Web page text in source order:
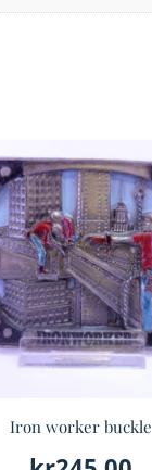
Iron worker buckle